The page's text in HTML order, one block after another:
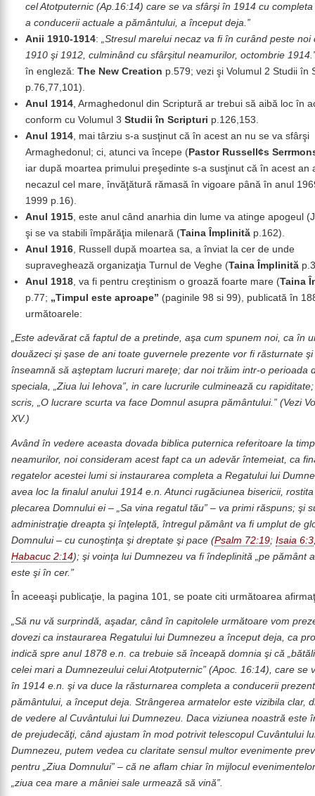
cel Atotputernic (Ap.16:14) care se va sfârşi în 1914 cu
a conducerii actuale a pământului, a început deja.”
Anii 1910-1914:
„Stresul marelui necaz va fi în curând peste
1910 şi 1912, culminând cu sfârşitul neamurilor, octombrie
în engleză:The New Creation p.579; vezi şi Volumul 2 Studii în
p.76,77,101).
Anul 1914 , Armaghedonul din Scriptură ar trebui să aibă loc în
conform cu Volumul 3Studii în Scripturi p.126,153.
Anul 1914 , mai târziu s-a susţinut că în acest an nu se va sfârşi
Armaghedonul; ci, atunci va începe ( Pastor Russell¢s
iar după moartea primului preşedinte s-a susţinut că în acest an
necazul cel mare, învăţătură rămasă în vigoare până în anul
1999 p.16).
Anul 1915 , este anul când anarhia din lume va atinge apogeul
şi se va stabili împărăţia milenară (Taina Împlinită p.162).
Anul 1916 , Russell după moartea sa, a înviat la cer de unde
supraveghează organizaţia Turnul de Veghe (Taina Împlinită
Anul 1918 , va fi pentru creştinism o groază foarte mare (Taina
p.77; „Timpul este aproape” (paginile 98 si 99), publicată în
următoarele:
„Este adevărat că faptul de a pretinde, aşa cum spunem noi, ca în
douăzeci şi şase de ani toate guvernele prezente vor fi răsturnate
înseamnă să aşteptam lucruri mareţe; dar noi trăim intr-o perioada
speciala, „Ziua lui Iehova”, in care lucrurile culminează cu rapiditate;
scris, „O lucrare scurta va face Domnul asupra pământului.” (Vezi
XV.)
Având în vedere aceasta dovada biblica puternica referitoare la
neamurilor, noi consideram acest fapt ca un adevăr întemeiat, ca
regatelor acestei lumi si instaurarea completa a Regatului lui
avea loc la finalul anului 1914 e.n. Atunci rugăciunea bisericii,
plecarea Domnului ei – „Sa vina regatul tău” – va primi răspuns; şi
administraţie dreapta şi înţeleptă, întregul pământ va fi umplut de
Domnului – cu cunoştinţa şi dreptate şi pace (Psalm 72:19; Isaia 6:3
Habacuc 2:14); şi voinţa lui Dumnezeu va fi îndeplinită „pe pământ
este şi în cer.”
În aceeaşi publicaţie, la pagina 101, se poate citi următoarea
„Să nu vă surprindă, aşadar, când în capitolele următoare vom
dovezi ca instaurarea Regatului lui Dumnezeu a început deja, ca
indică spre anul 1878 e.n. ca trebuie să înceapă domnia şi că
celei mari a Dumnezeului celui Atotputernic” (Apoc. 16:14), care se
în 1914 e.n. şi va duce la răsturnarea completa a conducerii
pământului, a început deja. Strângerea armatelor este vizibila clar,
de vedere al Cuvântului lui Dumnezeu. Daca viziunea noastră este
de prejudecăţi, când ajustam în mod potrivit telescopul Cuvântului
Dumnezeu, putem vedea cu claritate sensul multor evenimente
pentru „Ziua Domnului” – că ne aflam chiar în mijlocul
„ziua cea mare a mâniei sale urmează să vină”.